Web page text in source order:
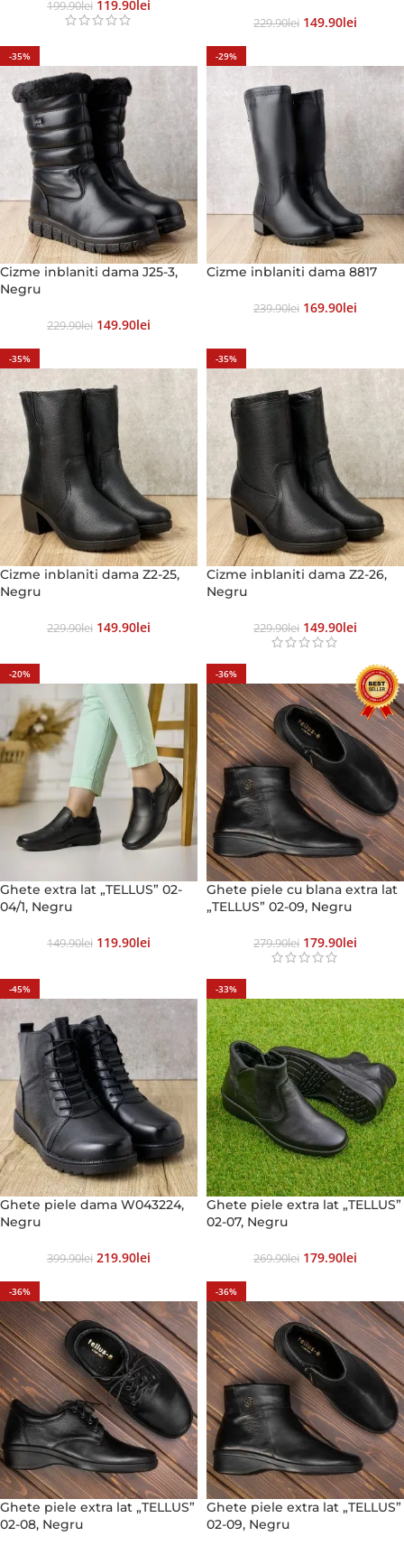
199.90Lei 119.90Lei
229.90Lei 149.90Lei
-35%
Cizme inblaniti dama J25-3,
Negru
229.90Lei 149.90Lei
-29%
Cizme inblaniti dama 8817
239.90Lei 169.90Lei
-35%
Cizme inblaniti dama Z2-25,
Negru
229.90Lei 149.90Lei
-35%
Cizme inblaniti dama Z2-26,
Negru
229.90Lei 149.90Lei
-20%
Ghete extra lat „TELLUS” 02-
04/1, Negru
149.90Lei 119.90Lei
-36%
Ghete piele cu blana extra lat
„TELLUS” 02-09, Negru
279.90Lei 179.90Lei
-45%
Ghete piele dama W043224,
Negru
399.90Lei 219.90Lei
-33%
Ghete piele extra lat „TELLUS”
02-07, Negru
269.90Lei 179.90Lei
-36%
Ghete piele extra lat „TELLUS”
02-08, Negru
-36%
Ghete piele extra lat „TELLUS”
02-09, Negru